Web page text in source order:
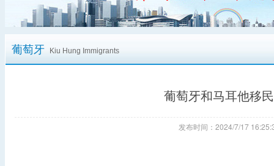
葡萄牙 Kiu Hung Immigrants
葡萄牙和马耳他移
发布时间：2024/7/17